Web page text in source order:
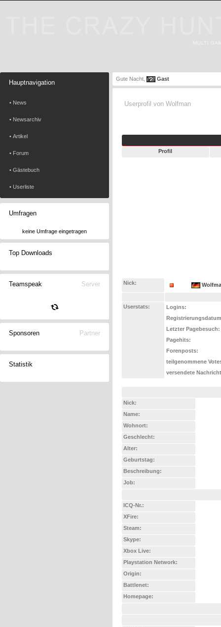
Hauptnavigation
• News
• Newsarchiv
• Artikel
• Forum
• Gästebuch
• Userliste
Umfragen
keine Umfrage eingetragen
Top Downloads
Teamspeak Server
Sponsoren Partner
Statistik
Gute Nacht, Gast
Userprofil von Wolfman
Profil
Nick:
Userstats:
Logins:
Letzter Pagebesuch:
Pagehits:
Forenposts:
teilgenommene
versendete
Nick:
Name:
Wohnort:
Geschlecht:
Alter:
Geburtstag:
Beschreibung:
Job:
ICQ-Nr.:
XFire:
Steam:
Skype:
Xbox Live:
Playstation Network:
Origin:
Battlenet:
Homepage: